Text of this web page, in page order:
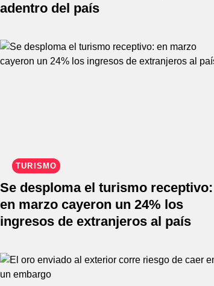
adentro del país
TURISMO
Se desploma el turismo receptivo:
en marzo cayeron un 24% los
ingresos de extranjeros al país